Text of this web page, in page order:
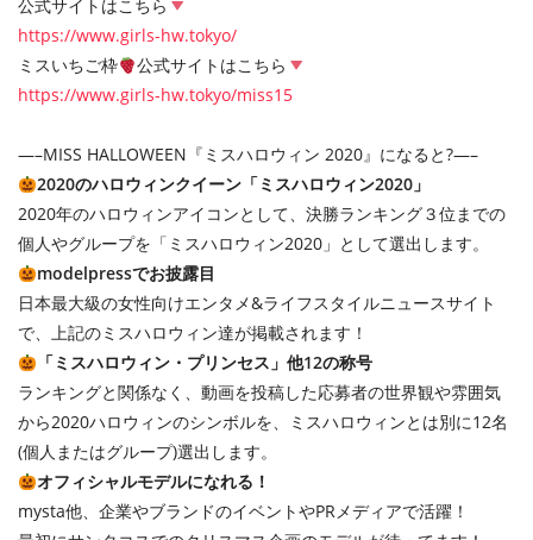
公式サイトはこちら
https://www.girls-hw.tokyo/
ミスいちご枠
公式サイトはこちら
https://www.girls-hw.tokyo/miss15
—–MISS HALLOWEEN『ミスハロウィン 2020』になると?—–
2020のハロウィンクイーン「ミスハロウィン2020」
2020年のハロウィンアイコンとして、決勝ランキング３位までの
個人やグループを「ミスハロウィン2020」として選出します。
modelpressでお披露目
日本最大級の女性向けエンタメ&ライフスタイルニュースサイト
で、上記のミスハロウィン達が掲載されます！
「ミスハロウィン・プリンセス」他12の称号
ランキングと関係なく、動画を投稿した応募者の世界観や雰囲気
から2020ハロウィンのシンボルを、ミスハロウィンとは別に12名
(個人またはグループ)選出します。
オフィシャルモデルになれる！
mysta他、企業やブランドのイベントやPRメディアで活躍！